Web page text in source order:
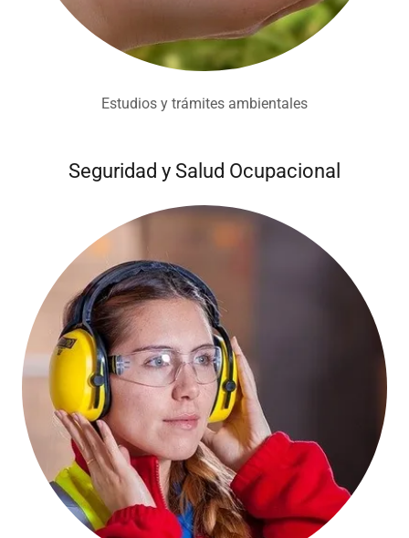
Estudios y trámites ambientales
Seguridad y Salud Ocupacional